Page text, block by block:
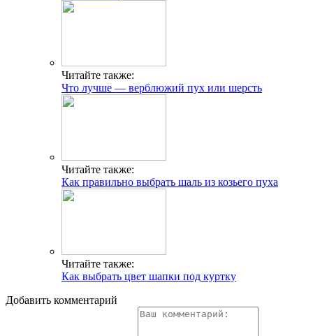
Читайте также:
Что лучше — верблюжий пух или шерсть
Читайте также:
Как правильно выбрать шаль из козьего пуха
Читайте также:
Как выбрать цвет шапки под куртку
Добавить комментарий